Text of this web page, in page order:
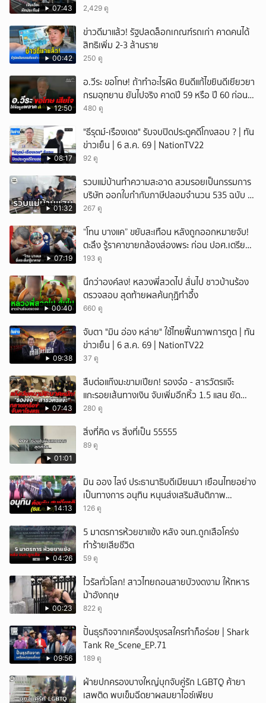
07:43
เดือนแต่ไม่ส่ง?
2,429 ดู
00:42
ข่าวดีมาแล้ว! รัฐปลดล็อกเกณฑ์รถเก่า คาดคนได้
สิทธิเพิ่ม 2-3 ล้านราย
250 ดู
12:50
อ.วีระ ขอโทษ! ถ้าทำอะไรผิด ยินดีแก้ไขยินดีเยียวยา
กรมอุทยาน ยันไปจริง คาดปี 59 หรือ ปี 60 ก่อน
ปิดให้พัก
480 ดู
08:17
"ธีรุตม์-เรืองเดช" รับจบปิดประตูคดีโกงสอบ ? | ทัน
ข่าวเย็น | 6 ส.ค. 69 | NationTV22
92 ดู
01:32
รวบแม่บ้านทำความสะอาด สวมรอยเป็นกรรมการ
บริษัท ออกใบกำกับภาษีปลอมจำนวน 535 ฉบับ รัฐ
เสียหายกว่า 129 ล้านบาท
267 ดู
07:19
“โทน บางแค” ขยับสะเทือน หลังถูกออกหมายจับ!
ตะลึง รู้ราคาขายกล้องส่องพระ ก่อน ปอศ.เตรียม
บุกรวบ?
193 ดู
00:40
นึกว่าองค์ลง! หลวงพี่สวดไป สั่นไป ชาวบ้านร้อง
ตรวจสอบ สุดท้ายผลค้นกุฏิทำอึ้ง
660 ดู
09:38
จับตา "มิน อ่อง หล่าย" ใช้ไทยฟื้นภาพการทูต | ทัน
ข่าวเย็น | 6 ส.ค. 69 | NationTV22
37 ดู
07:43
สืบต่อแก๊งมะขามเปียก! รองจ๋อ - สารวัตรแจ๊ะ
แกะรอยเส้นทางเงิน จับเพิ่มอีกหิ้ว 1.5 แสน ยัด
สินบน
280 ดู
01:01
สิ่งที่คิด vs สิ่งที่เป็น 55555
89 ดู
14:13
มิน ออง ไลง์ ประธานาธิบดีเมียนมา เยือนไทยอย่าง
เป็นทางการ อนุทิน หนุนส่งเสริมสันติภาพ
เสถียรภาพชายแดน
126 ดู
04:26
5 มาตรการห้วยขาแข้ง หลัง จนท.ถูกเสือโคร่ง
ทำร้ายเสียชีวิต
59 ดู
00:23
ไวรัลทั่วโลก! สาวไทยถอนสายบัวงดงาม ให้ทหาร
ม้าอังกฤษ
822 ดู
09:56
ปั้นธุรกิจจากเครื่องปรุงรสใครทำก็อร่อย | Shark
Tank Re_Scene_EP.71
189 ดู
ฝ่ายปกครองบางใหญ่บุกจับคู่รัก LGBTQ ค้ายา
เสพติด พบเข็มฉีดยาผสมยาไอซ์เพียบ